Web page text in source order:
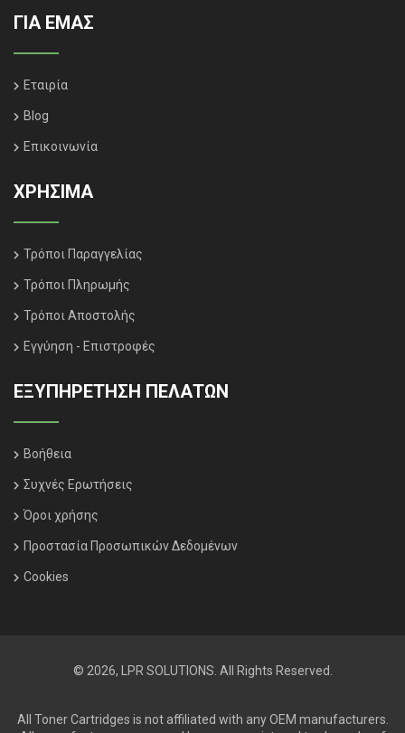
ΓΙΑ ΕΜΑΣ
Εταιρία
Blog
Επικοινωνία
ΧΡΗΣΙΜΑ
Τρόποι Παραγγελίας
Τρόποι Πληρωμής
Τρόποι Αποστολής
Εγγύηση - Επιστροφές
ΕΞΥΠΗΡΈΤΗΣΗ ΠΕΛΑΤΏΝ
Βοήθεια
Συχνές Ερωτήσεις
Όροι χρήσης
Προστασία Προσωπικών Δεδομένων
Cookies
© 2026, LPR SOLUTIONS. All Rights Reserved.
All Toner Cartridges is not affiliated with any OEM manufacturers.